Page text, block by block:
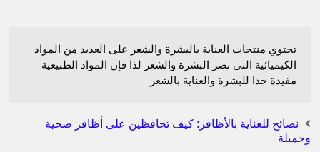
تحتوي منتجات العناية بالبشرة والشعر على العديد من المواد
الكيميائية التي تضر البشرة والشعر لذا فإن المواد الطبيعية
مفيدة جدا للبشرة والعناية بالشعر
نصائح للعناية بالأظافر: كيف تحافظين على أظافر صحية
وجميلة